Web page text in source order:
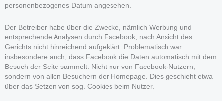
personenbezogenes Datum angesehen.
Der Betreiber habe über die Zwecke, nämlich Werbung und
entsprechende Analysen durch Facebook, nach Ansicht des
Gerichts nicht hinreichend aufgeklärt. Problematisch war
insbesondere auch, dass Facebook die Daten automatisch mit dem
Besuch der Seite sammelt. Nicht nur von Facebook-Nutzern,
sondern von allen Besuchern der Homepage. Dies geschieht etwa
über das Setzen von sog. Cookies beim Nutzer.